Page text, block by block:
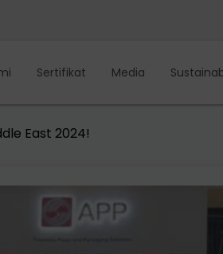
Sertifikat Media
East 2024!